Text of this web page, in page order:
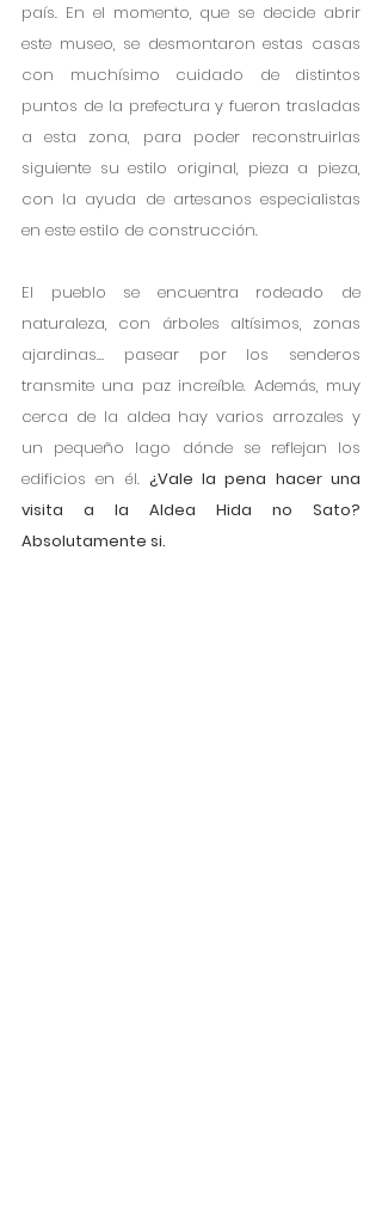
país. En el momento, que se decide abrir
este museo, se desmontaron estas casas
con muchísimo cuidado de distintos
puntos de la prefectura y fueron trasladas
a esta zona, para poder reconstruirlas
siguiente su estilo original, pieza a pieza,
con la ayuda de artesanos especialistas
en este estilo de construcción.
El pueblo se encuentra rodeado de
naturaleza, con árboles altísimos, zonas
ajardinas… pasear por los senderos
transmite una paz increíble. Además, muy
cerca de la aldea hay varios arrozales y
un pequeño lago dónde se reflejan los
edificios en él. ¿Vale la pena hacer una
visita a la Aldea Hida no Sato?
Absolutamente si.